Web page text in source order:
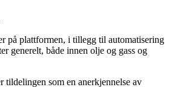
på plattformen, i tillegg til automatisering
generelt, både innen olje og gass og
som en anerkjennelse av